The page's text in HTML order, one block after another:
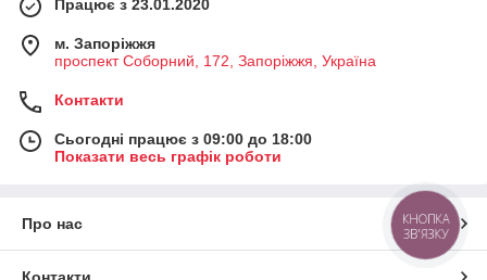
Працює з 23.01.2020
м. Запоріжжя
проспект Соборний, 172, Запоріжжя, Україна
Контакти
Сьогодні працює з 09:00 до 18:00
Показати весь графік роботи
Про нас
КНОПКА
ЗВ'ЯЗКУ